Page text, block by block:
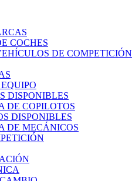
COCHES
DE COMPETICIÓN
DISPONIBLES
DE COPILOTOS
DISPONIBLES
DE MECÁNICOS